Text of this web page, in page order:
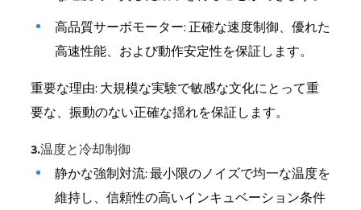
高品質サーボモーター: 正確な速度制御、優れた
高速性能、および動作安定性を保証します。
重要な理由: 大規模な実験で敏感な文化にとって重
要な、振動のない正確な揺れを保証します。
3.温度と冷却制御
静かな強制対流: 最小限のノイズで均一な温度を
維持し、信頼性の高いインキュベーション条件